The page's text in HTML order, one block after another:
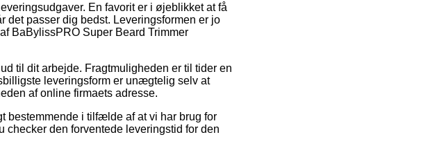
En favorit er i øjeblikket at få
det passer dig bedst. Leveringsformen er jo
BaBylissPRO Super Beard Trimmer
til dit arbejde. Fragtmuligheden er til tider en
leveringsform er unægtelig selv at
af online firmaets adresse.
i tilfælde af at vi har brug for
checker den forventede leveringstid for den